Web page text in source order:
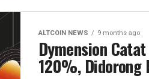
ALTCOIN NEWS 9 months ago
Dymension
120%, Didorong